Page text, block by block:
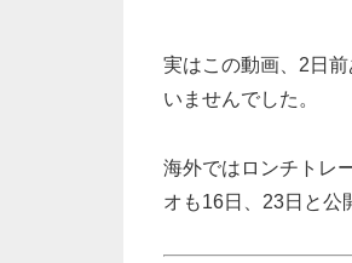
実はこの動画、2日
いませんでした。
海外ではロンチトレ
オも16日、23日と公